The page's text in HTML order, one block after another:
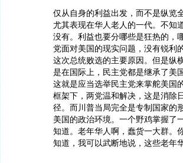
仅从自身的利益出发，而不是纵览
尤其表现在华人老人的一代。不知
没有。利益也要分哪些是狂热的，
党面对美国的现实问题，没有锐利
这次总统败选的主要原因。但是纵
是在国际上，民主党都是继承了美
这就是应当选举民主党来掌舵美国
框架下，两党温和解决，这是消除
径。而川普当局完全是专制国家的
美国的政治环境。一个野鸡掌握了
知道。老年华人啊，蠢货一大群。
知道，我可以武断地说，这些老年